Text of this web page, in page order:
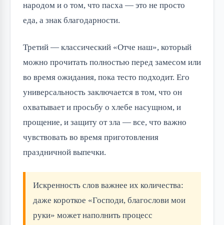
народом и о том, что пасха — это не просто
еда, а знак благодарности.
Третий — классический «Отче наш», который
можно прочитать полностью перед замесом или
во время ожидания, пока тесто подходит. Его
универсальность заключается в том, что он
охватывает и просьбу о хлебе насущном, и
прощение, и защиту от зла — все, что важно
чувствовать во время приготовления
праздничной выпечки.
Искренность слов важнее их количества:
даже короткое «Господи, благослови мои
руки» может наполнить процесс